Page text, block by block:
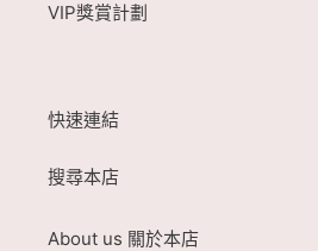
VIP獎賞計劃
快速連結
搜尋本店
About us 關於本店